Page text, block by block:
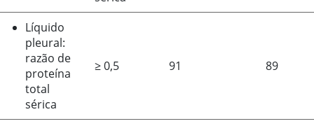
Líquido
pleural:
razão de
proteína
total
sérica
≥0,5 91 89